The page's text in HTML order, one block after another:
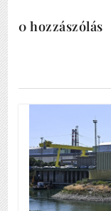
0 hozzászólás